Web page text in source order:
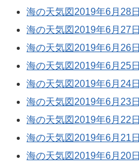
海の天気図2019年6月28日
海の天気図2019年6月27日
海の天気図2019年6月26日
海の天気図2019年6月25日
海の天気図2019年6月24日
海の天気図2019年6月23日
海の天気図2019年6月22日
海の天気図2019年6月21日
海の天気図2019年6月20日